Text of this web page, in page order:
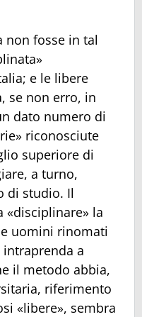
non fosse in tal
e le libere
se non erro, in
dato numero di
riconosciute
superiore di
a turno,
di studio. Il
«disciplinare» la
uomini rinomati
a
il metodo abbia,
riferimento
«libere», sembra